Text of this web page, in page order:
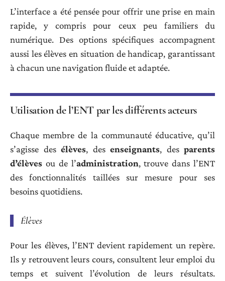
L’interface a été pensée pour offrir une prise en main
rapide, y compris pour ceux peu familiers du
numérique. Des options spécifiques accompagnent
aussi les élèves en situation de handicap, garantissant
à chacun une navigation fluide et adaptée.
Utilisation de l’ENT par les différents acteurs
Chaque membre de la communauté éducative, qu’il
s’agisse des élèves, des enseignants, des parents
d’élèves ou de l’administration, trouve dans l’ENT
des fonctionnalités taillées sur mesure pour ses
besoins quotidiens.
Élèves
Pour les élèves, l’ENT devient rapidement un repère.
Ils y retrouvent leurs cours, consultent leur emploi du
temps et suivent l’évolution de leurs résultats.